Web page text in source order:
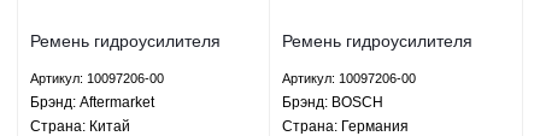
Ремень гидроусилителя
S6/F6/G6 2.0 - 10097206-00
Aftermarket
Артикул: 10097206-00
Брэнд: Aftermarket
Страна: Китай
Ремень гидроусилителя
S6/F6/G6 2.0 - 10097206-00
BOSCH
Артикул: 10097206-00
Брэнд: BOSCH
Страна: Германия